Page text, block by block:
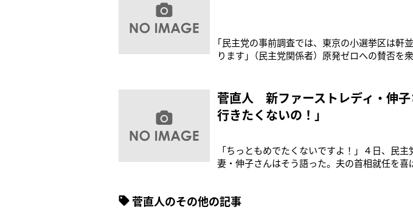
｢民主党の事前調査では、東京の小選挙区は軒
ります｣（民主党関係者）原発ゼロへの賛否を
の首相が落選危機という異例の事態は、民主
が、妻の伸子さん（67）だ。「挨拶
菅直人 新ファーストレディ・伸
行きたくないの！」
「ちっともめでたくないですよ！」４日、民
妻・伸子さんはそう語った。夫の首相就任を
菅直人のその他の記事